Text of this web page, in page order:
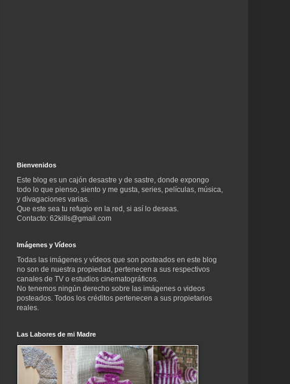
Bienvenidos
Este blog es un cajón desastre y de sastre, donde expongo
todo lo que pienso, siento y me gusta, series, películas, música,
y divagaciones varias.
Que este sea tu refugio en la red, si así lo deseas.
Contacto: 62kills@gmail.com
Imágenes y Vídeos
Todas las imágenes y vídeos que son posteados en este blog
no son de nuestra propiedad, pertenecen a sus respectivos
canales de TV o estudios cinematográficos.
No tenemos ningún derecho sobre las imágenes o videos
posteados. Todos los créditos pertenecen a sus propietarios
reales.
Las Labores de mi Madre